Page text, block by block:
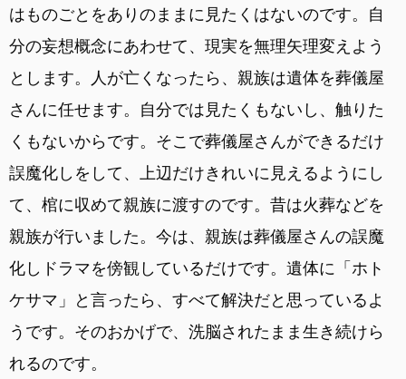
はものごとをありのままに見たくはないのです。自
分の妄想概念にあわせて、現実を無理矢理変えよう
とします。人が亡くなったら、親族は遺体を葬儀屋
さんに任せます。自分では見たくもないし、触りた
くもないからです。そこで葬儀屋さんができるだけ
誤魔化しをして、上辺だけきれいに見えるようにし
て、棺に収めて親族に渡すのです。昔は火葬などを
親族が行いました。今は、親族は葬儀屋さんの誤魔
化しドラマを傍観しているだけです。遺体に「ホト
ケサマ」と言ったら、すべて解決だと思っているよ
うです。そのおかげで、洗脳されたまま生き続けら
れるのです。